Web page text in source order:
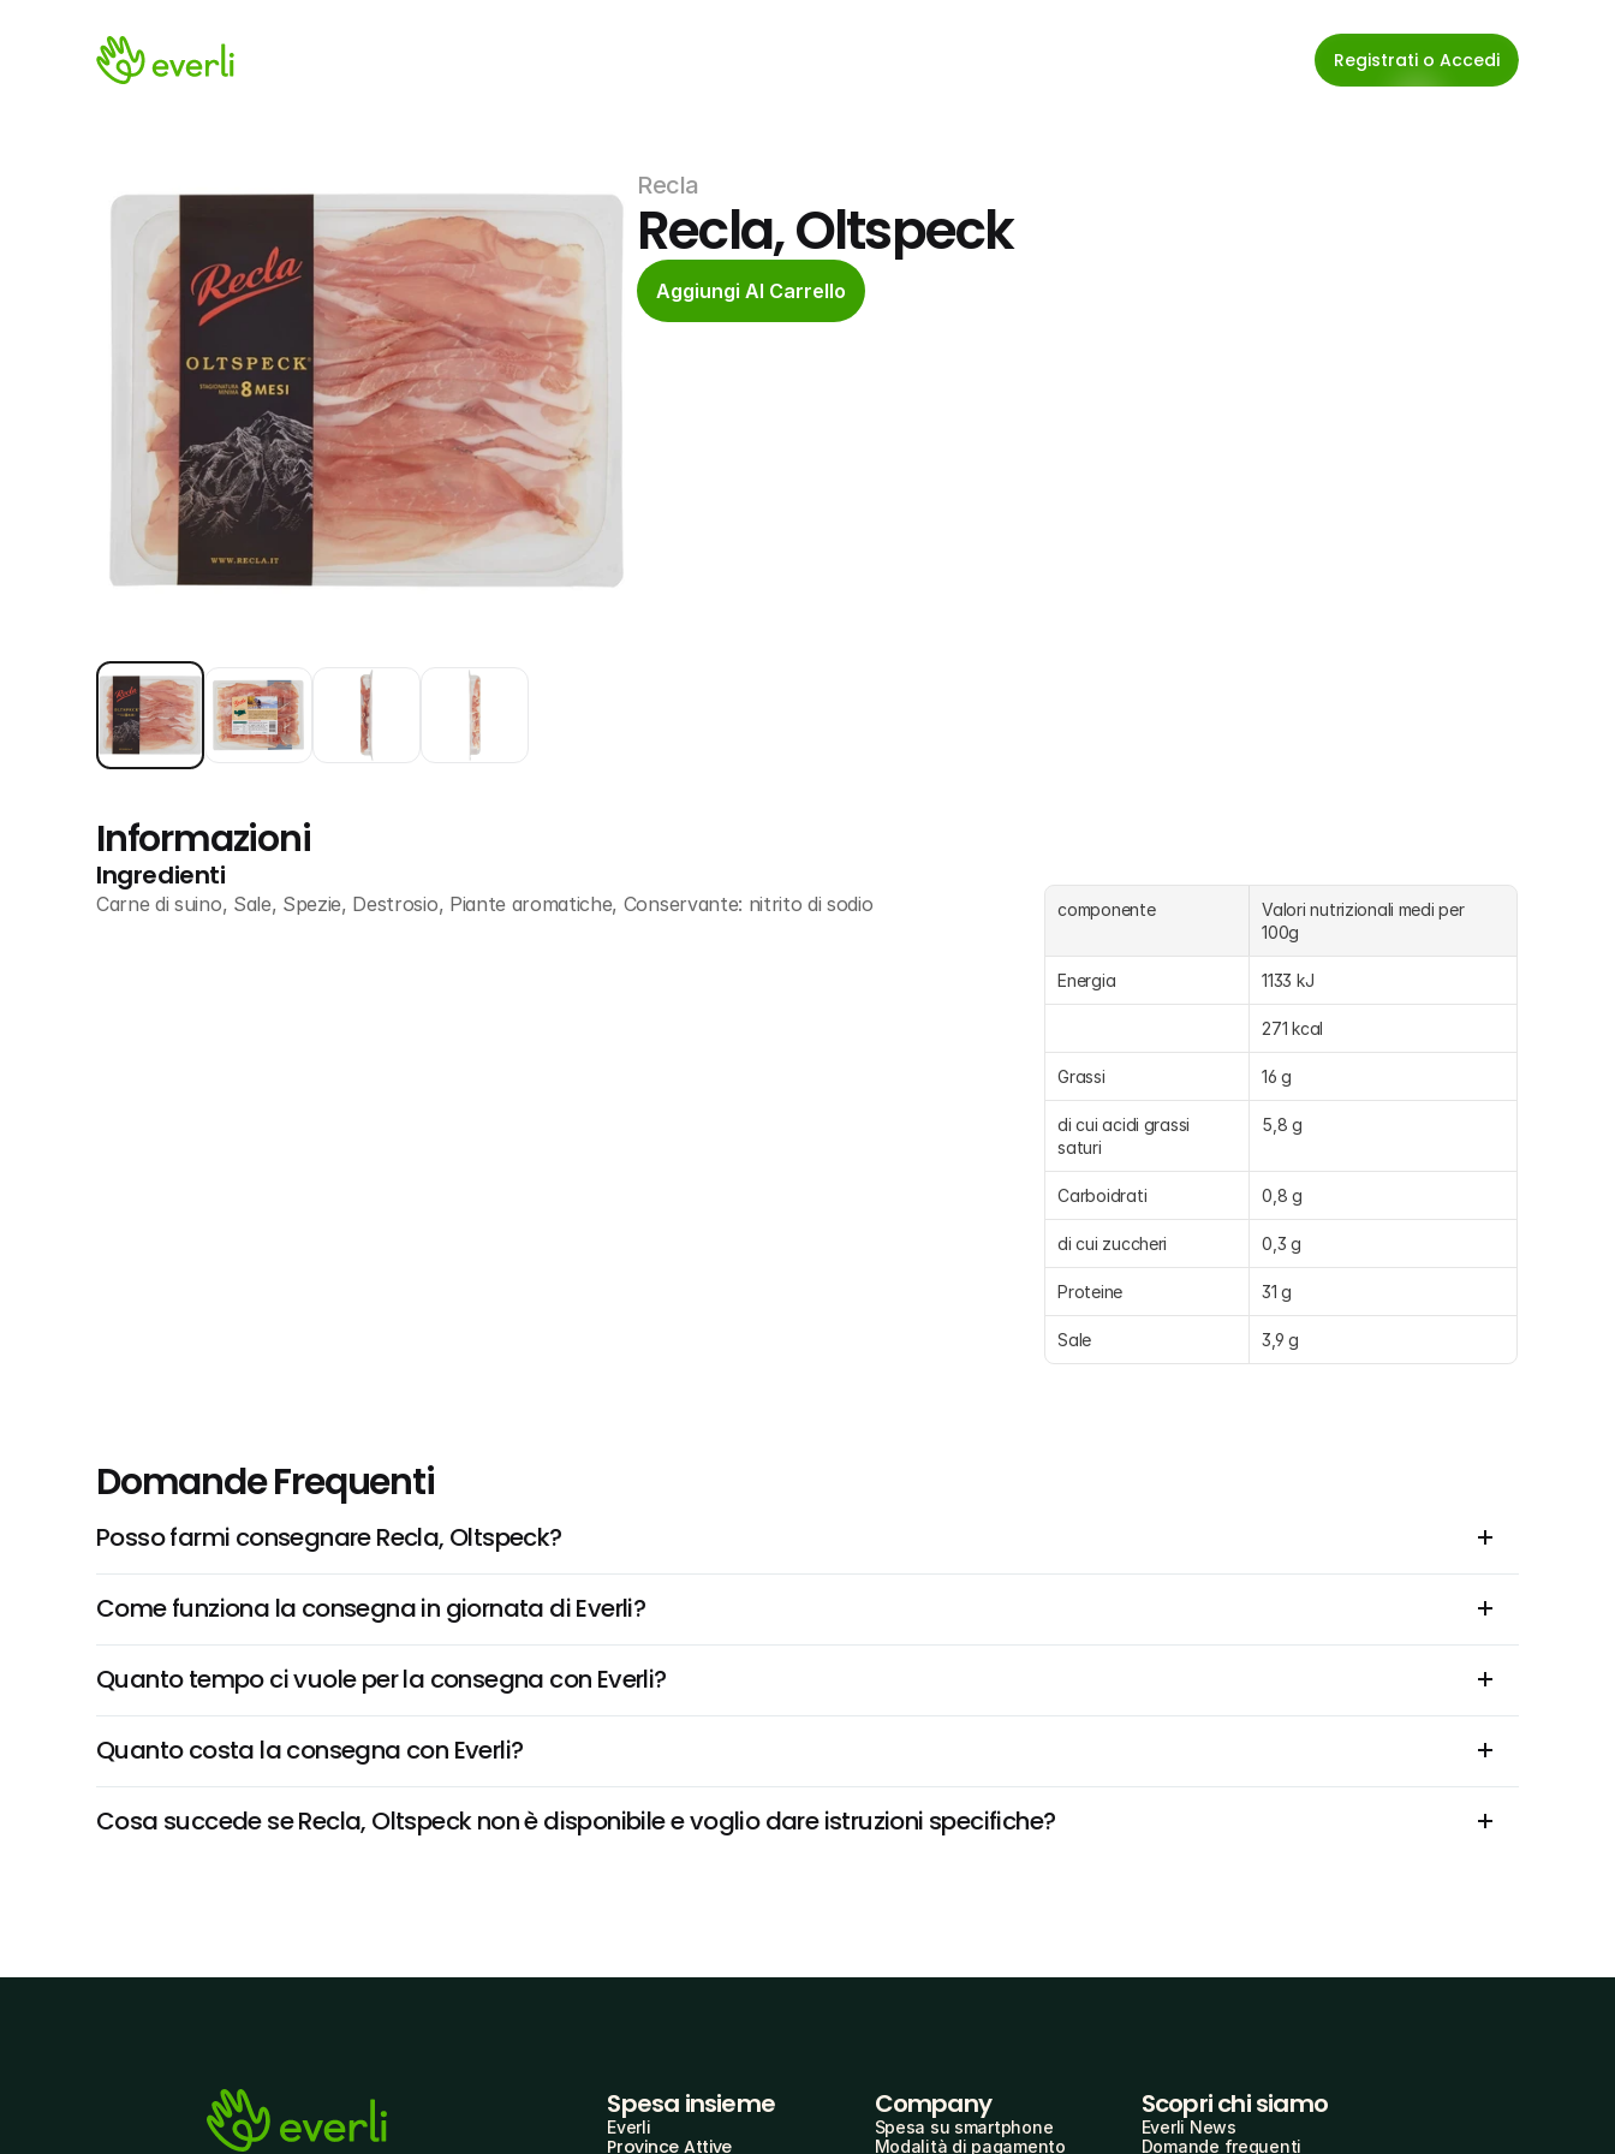
Registrati o Accedi
Recla
Recla, Oltspeck
Aggiungi Al Carrello
Informazioni
Ingredienti
Carne di suino, Sale, Spezie, Destrosio, Piante aromatiche, Conservante: nitrito di sodio componente
Valori nutrizionali medi per
100g
Energia 1133 kJ
271 kcal
Grassi 16 g
di cui acidi grassi
saturi
5,8 g
Carboidrati 0,8 g
di cui zuccheri 0,3 g
Proteine 31 g
Sale 3,9 g
Domande Frequenti
Posso farmi consegnare Recla, Oltspeck?
Come funziona la consegna in giornata di Everli?
Quanto tempo ci vuole per la consegna con Everli?
Quanto costa la consegna con Everli?
Cosa succede se Recla, Oltspeck non è disponibile e voglio dare istruzioni specifiche?
Spesa insieme
Everli
Province Attive
Company
Spesa su smartphone
Modalità di pagamento
Scopri chi siamo
Everli News
Domande frequenti